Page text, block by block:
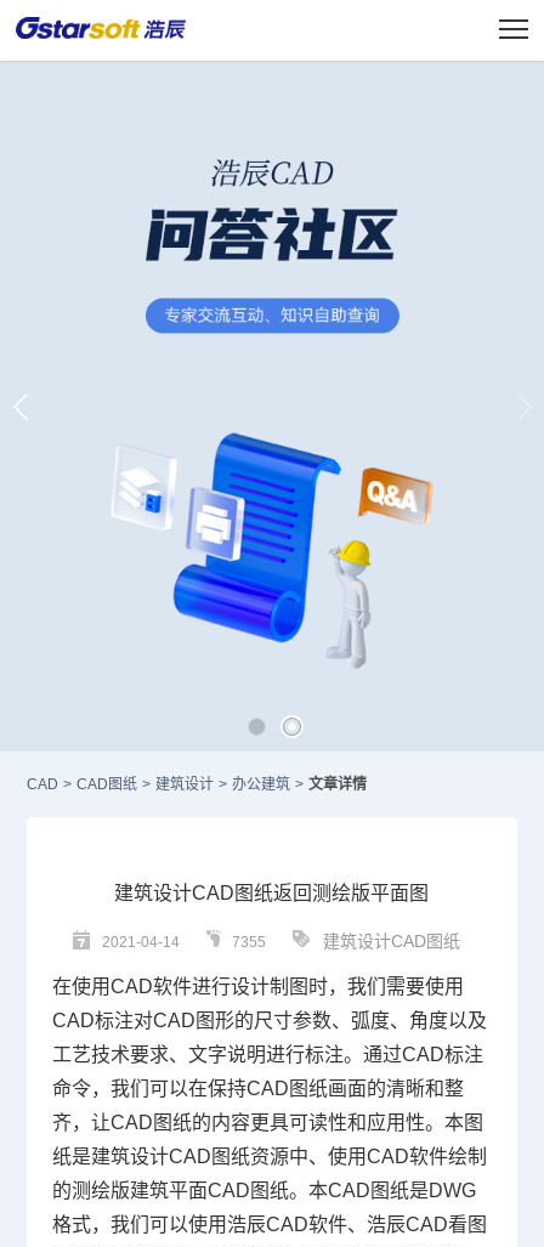
CAD > CAD图纸 > 建筑设计 > 办公建筑 > 文章详情
建筑设计CAD图纸返回测绘版平面图
2021-04-14 7355 建筑设计CAD图纸
在使用CAD软件进行设计制图时，我们需要使用
CAD标注对CAD图形的尺寸参数、弧度、角度以及
工艺技术要求、文字说明进行标注。通过CAD标注
命令，我们可以在保持CAD图纸画面的清晰和整
齐，让CAD图纸的内容更具可读性和应用性。本图
纸是建筑设计CAD图纸资源中、使用CAD软件绘制
的测绘版建筑平面CAD图纸。本CAD图纸是DWG
格式，我们可以使用浩辰CAD软件、浩辰CAD看图